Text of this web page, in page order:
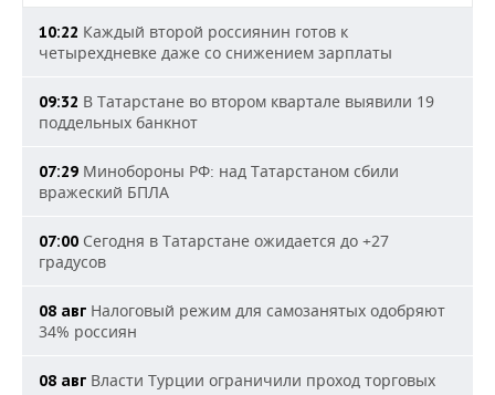
10:22 Каждый второй россиянин готов к
четырехдневке даже со снижением зарплаты
09:32 В Татарстане во втором квартале выявили 19
поддельных банкнот
07:29 Минобороны РФ: над Татарстаном сбили
вражеский БПЛА
07:00 Сегодня в Татарстане ожидается до +27
градусов
08 авг Налоговый режим для самозанятых одобряют
34% россиян
08 авг Власти Турции ограничили проход торговых